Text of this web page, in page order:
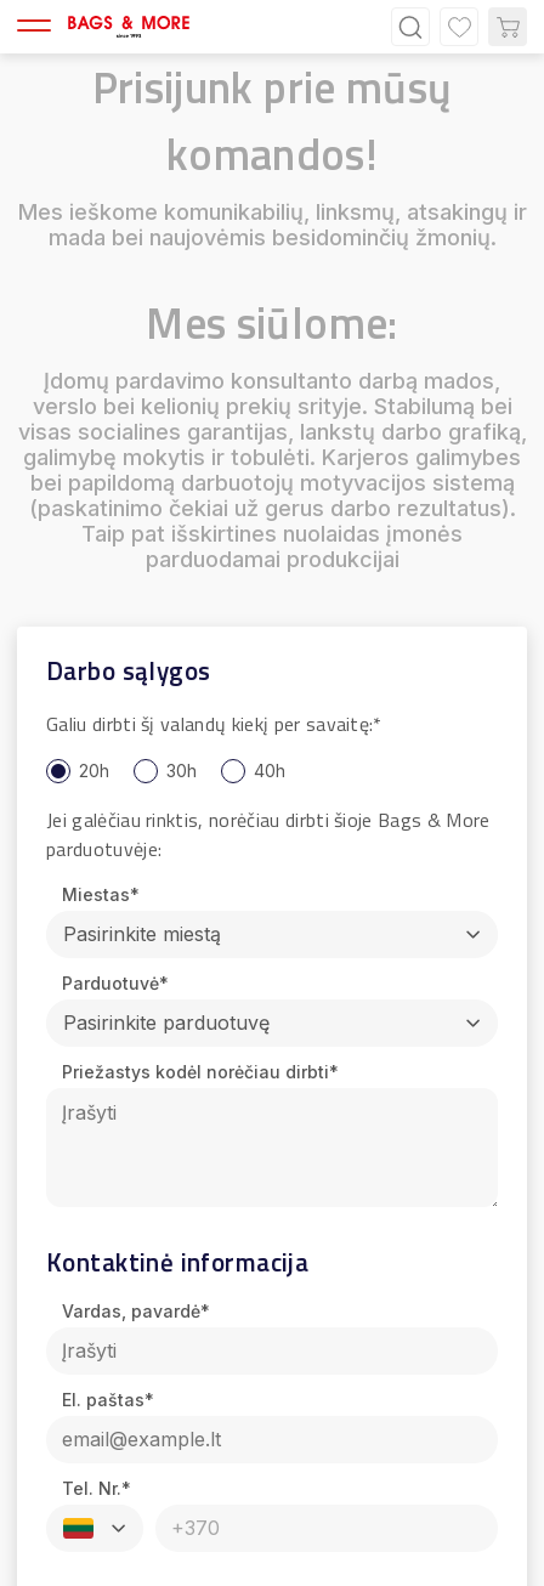
Prisijunk prie mūsų
komandos!
Mes ieškome komunikabilių, linksmų, atsakingų ir
mada bei naujovėmis besidominčių žmonių.
Mes siūlome:
Įdomų pardavimo konsultanto darbą mados,
verslo bei kelionių prekių srityje. Stabilumą bei
visas socialines garantijas, lankstų darbo grafiką,
galimybę mokytis ir tobulėti. Karjeros galimybes
bei papildomą darbuotojų motyvacijos sistemą
(paskatinimo čekiai už gerus darbo rezultatus).
Taip pat išskirtines nuolaidas įmonės
parduodamai produkcijai
Darbo sąlygos
Galiu dirbti šį valandų kiekį per savaitę:*
20h 30h 40h
Jei galėčiau rinktis, norėčiau dirbti šioje Bags & More
parduotuvėje:
Miestas*
Pasirinkite miestą
Parduotuvė*
Pasirinkite parduotuvę
Priežastys kodėl norėčiau dirbti*
Kontaktinė informacija
Vardas, pavardė*
El. paštas*
Tel. Nr.*